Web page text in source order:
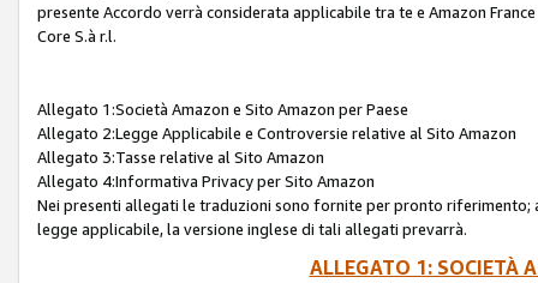
presente Accordo verrà considerata applicabile tra te e Amazon
Core S.à r.l.
Allegato 1:Società Amazon e Sito Amazon per Paese
Allegato 2:Legge Applicabile e Controversie relative al Sito Amazon
Allegato 3:Tasse relative al Sito Amazon
Allegato 4:Informativa Privacy per Sito Amazon
Nei presenti allegati le traduzioni sono fornite per pronto riferimento;
legge applicabile, la versione inglese di tali allegati prevarrà.
ALLEGATO 1: SOCIETÀ